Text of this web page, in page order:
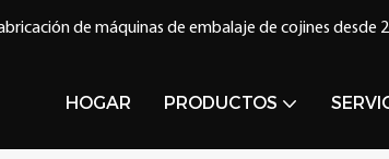
de máquinas de embalaje de cojines desde
HOGAR PRODUCTOS